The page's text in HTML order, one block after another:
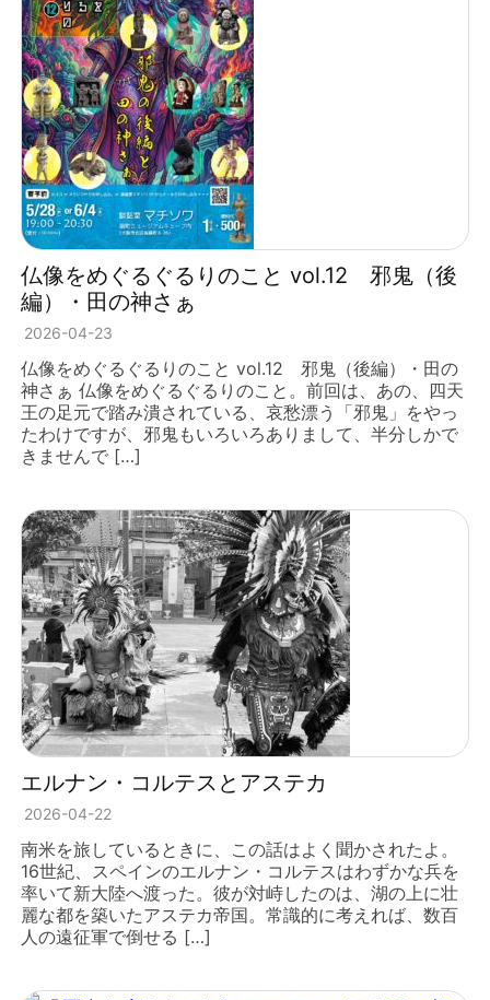
仏像をめぐるぐるりのこと vol.12 邪鬼（後
編）・田の神さぁ
2026-04-23
仏像をめぐるぐるりのこと vol.12 邪鬼（後編）・田の
神さぁ 仏像をめぐるぐるりのこと。前回は、あの、四天
王の足元で踏み潰されている、哀愁漂う「邪鬼」をやっ
たわけですが、邪鬼もいろいろありまして、半分しかで
きませんで […]
エルナン・コルテスとアステカ
2026-04-22
南米を旅しているときに、この話はよく聞かされたよ。
16世紀、スペインのエルナン・コルテスはわずかな兵を
率いて新大陸へ渡った。彼が対峙したのは、湖の上に壮
麗な都を築いたアステカ帝国。常識的に考えれば、数百
人の遠征軍で倒せる […]